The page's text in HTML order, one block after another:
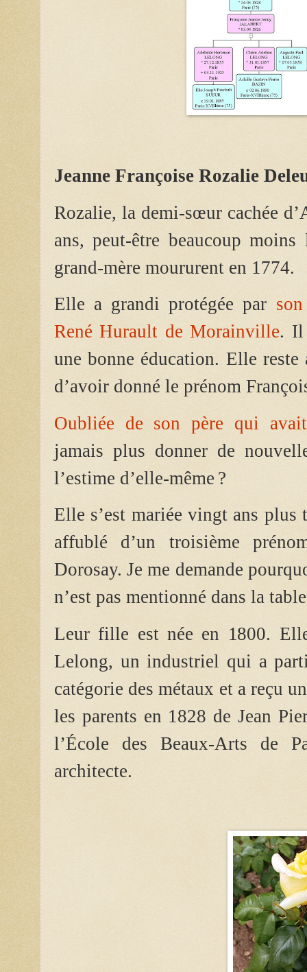
Jeanne Françoise Rozalie
Rozalie, la demi-sœur cachée
ans, peut-être beaucoup
grand-mère moururent en 1774.
Elle a grandi protégée par
René Hurault de Morainville. Il
une bonne éducation. Elle
d’avoir donné le prénom
Oubliée de son père qui
jamais plus donner de
l’estime d’elle-même ?
Elle s’est mariée vingt ans
affublé d’un troisième
Dorosay. Je me demande
n’est pas mentionné dans la
Leur fille est née en 1800.
Lelong, un industriel qui a
catégorie des métaux et a reçu
les parents en 1828 de Jean
l’École des Beaux-Arts de
architecte.